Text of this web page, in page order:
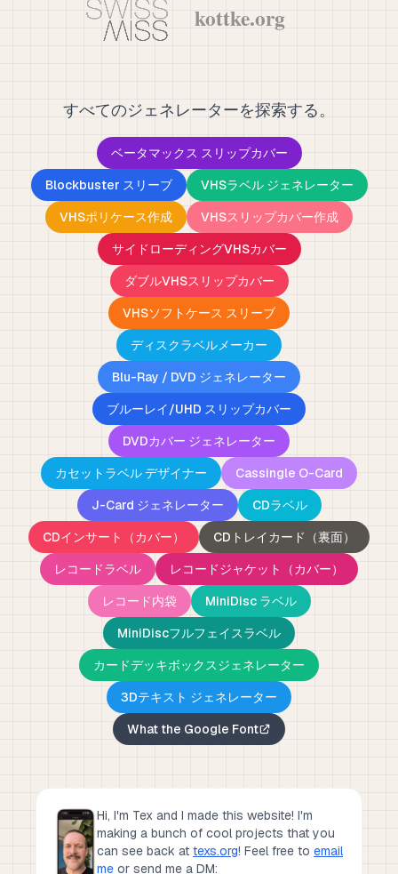
すべてのジェネレーターを探索する。
ベータマックス スリップカバー
Blockbuster スリーブ
VHSラベル ジェネレーター
VHSポリケース作成
VHSスリップカバー作成
サイドローディングVHSカバー
ダブルVHSスリップカバー
VHSソフトケース スリーブ
ディスクラベルメーカー
Blu-Ray / DVD ジェネレーター
ブルーレイ/UHD スリップカバー
DVDカバー ジェネレーター
カセットラベル デザイナー
Cassingle O-Card
J-Card ジェネレーター
CDラベル
CDインサート（カバー）
CDトレイカード（裏面）
レコードラベル
レコードジャケット（カバー）
レコード内袋
MiniDisc ラベル
MiniDiscフルフェイスラベル
カードデッキボックスジェネレーター
3Dテキスト ジェネレーター
What the Google Font
Hi, I'm Tex and I made this website! I'm
making a bunch of cool projects that you
can see back at texs.org! Feel free to email
me or send me a DM: